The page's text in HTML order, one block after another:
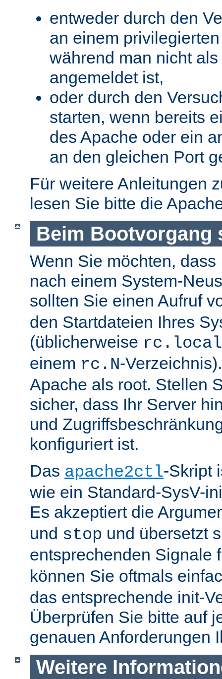
entweder durch den
an einem
während man nicht
angemeldet ist,
oder durch den
starten, wenn bereits
des Apache oder ein
an den gleichen Port
Für weitere Anleitungen
lesen Sie bitte die
Beim Bootvorgang
Wenn Sie möchten,
nach einem System-
sollten Sie einen Aufruf
den Startdateien Ihres
(üblicherweise rc.local
einem rc.N-
Apache als root. Stellen
sicher, dass Ihr Server
und
konfiguriert ist.
Das apache2ctl-Skript
wie ein Standard-SysV-
Es akzeptiert die
und stop und übersetzt
entsprechenden Signale
können Sie oftmals
das entsprechende init-
Überprüfen Sie bitte auf
genauen Anforderungen
Weitere